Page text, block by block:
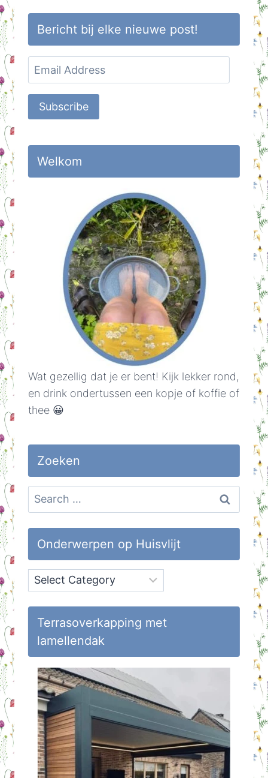
Bericht bij elke nieuwe post!
Email
Address
Subscribe
Welkom
Wat gezellig dat je er bent! Kijk lekker rond,
en drink ondertussen een kopje of koffie of
thee 😀
Zoeken
Search
for:
Onderwerpen op Huisvlijt
Onderwerpen
op
Huisvlijt
Terrasoverkapping met
lamellendak